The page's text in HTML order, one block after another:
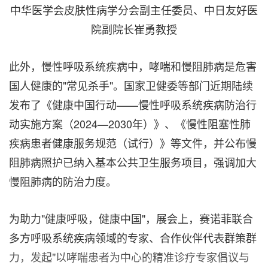
中华医学会皮肤性病学分会副主任委员、中日友好医
院副院长崔勇教授
此外，慢性呼吸系统疾病中，哮喘和慢阻肺病是危害
国人健康的"常见杀手"。国家卫健委等部门近期陆续
发布了《健康中国行动——慢性呼吸系统疾病防治行
动实施方案（2024—2030年）》、《慢性阻塞性肺
疾病患者健康服务规范（试行）》等文件，并公布慢
阻肺病照护已纳入基本公共卫生服务项目，强调加大
慢阻肺病的防治力度。
为助力"健康呼吸，健康中国"，展会上，赛诺菲联合
多方呼吸系统疾病领域的专家、合作伙伴代表群策群
力，发起"以哮喘患者为中心的精准诊疗专家倡议与